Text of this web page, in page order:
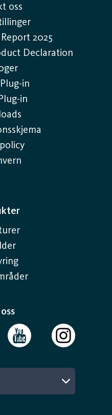
oss
2025
Declaration
in
in